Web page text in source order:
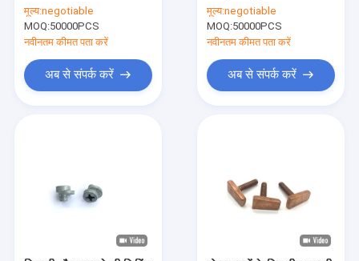
मूल्य:negotiable
MOQ:50000PCS
नवीनतम कीमत पता करें
अब से संपर्क करें
कठोरता
मूल्य:negotiable
MOQ:50000PCS
नवीनतम कीमत पता करें
अब से संपर्क करें